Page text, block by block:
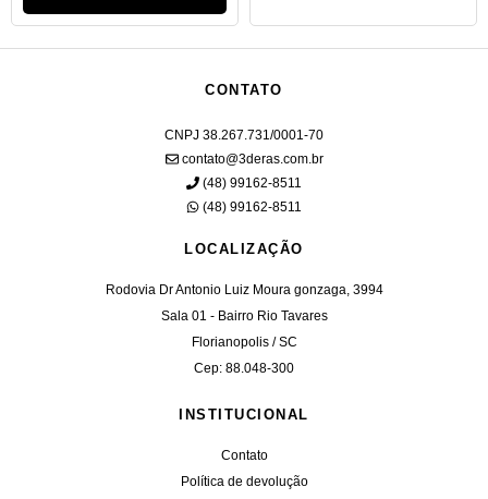
CONTATO
CNPJ 38.267.731/0001-70
contato@3deras.com.br
(48) 99162-8511
(48) 99162-8511
LOCALIZAÇÃO
Rodovia Dr Antonio Luiz Moura gonzaga, 3994
Sala 01 - Bairro Rio Tavares
Florianopolis / SC
Cep: 88.048-300
INSTITUCIONAL
Contato
Política de devolução